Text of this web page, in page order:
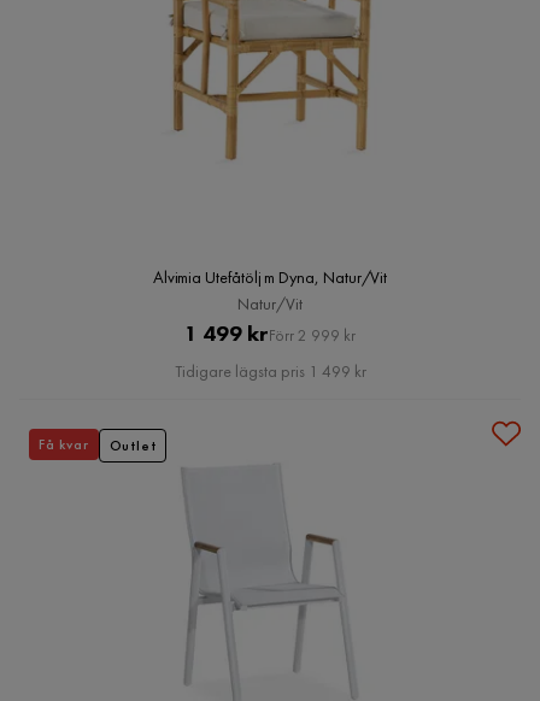
Alvimia Utefåtölj m Dyna, Natur/Vit
Natur/Vit
Pris
1 499 krOriginal
Pris
Förr 2 999 kr
Tidigare lägsta pris 1 499 kr
Få kvar Outlet